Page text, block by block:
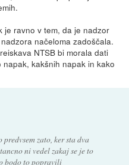
je ravno v tem, da je nadzor
načeloma zadoščala.
NTSB bi morala dati
kakšnih napak in kako
zato, ker sta dva
ni vedel zakaj se je to
bodo to popravili